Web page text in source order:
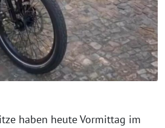
haben heute Vormittag im